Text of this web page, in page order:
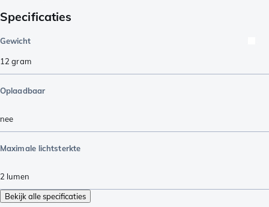
Specificaties
Gewicht
12 gram
Oplaadbaar
nee
Maximale lichtsterkte
2 lumen
Bekijk alle specificaties